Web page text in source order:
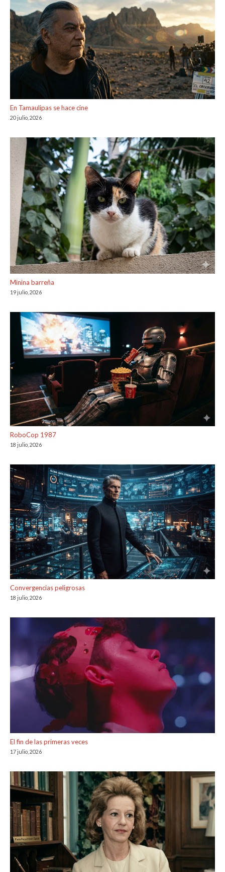
En Tamaulipas se hace cine
20 julio, 2026
Minina barreña
19 julio, 2026
RoboCop 1987
18 julio, 2026
Convergencias peligrosas
18 julio, 2026
El fin de las primeras veces
17 julio, 2026